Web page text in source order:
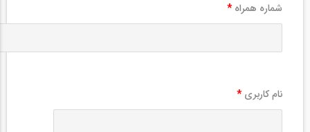
شماره همراه *
نام کاربری *